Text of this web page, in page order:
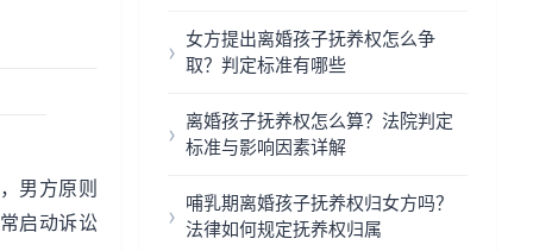
男方原则
启动诉讼
女方提出离婚孩子抚养权怎么争
取？判定标准有哪些
离婚孩子抚养权怎么算？法院判定
标准与影响因素详解
哺乳期离婚孩子抚养权归女方吗？
法律如何规定抚养权归属